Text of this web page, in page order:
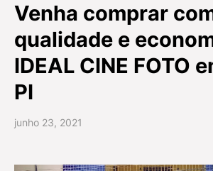
Venha comprar
qualidade e
IDEAL CINE FOTO
PI
junho 23, 2021